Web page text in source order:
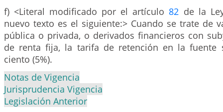
f) <Literal modificado por el artículo 82 de la
nuevo texto es el siguiente:> Cuando se trate de
pública o privada, o derivados financieros con
de renta fija, la tarifa de retención en la fuente
ciento (5%).
Notas de Vigencia
Jurisprudencia Vigencia
Legislación Anterior